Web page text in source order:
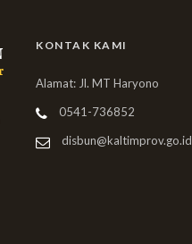
KONTAK KAMI
Alamat: Jl. MT Haryono
0541-736852
disbun@kaltimprov.go.id